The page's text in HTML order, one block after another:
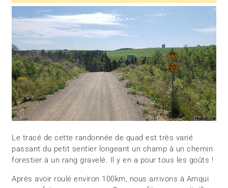
Le tracé de cette randonnée de quad est très varié
passant du petit sentier longeant un champ à un chemin
forestier à un rang gravelé. Il y en a pour tous les goûts !
Après avoir roulé environ 100km, nous arrivons à Amqui